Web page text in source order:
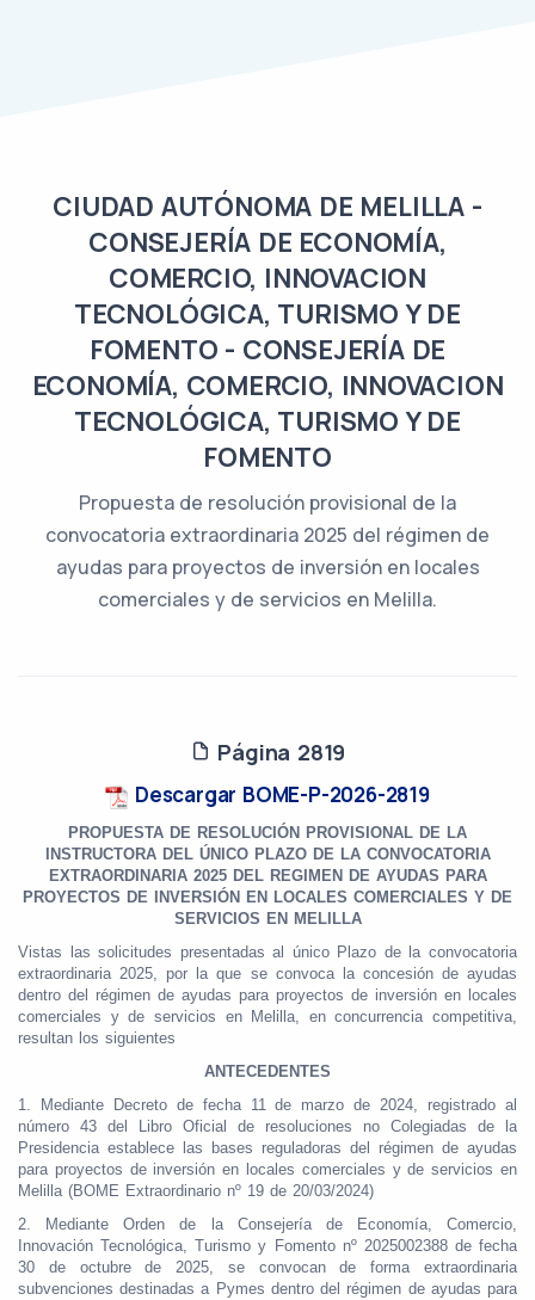
CIUDAD AUTÓNOMA DE MELILLA -
CONSEJERÍA DE ECONOMÍA,
COMERCIO, INNOVACION
TECNOLÓGICA, TURISMO Y DE
FOMENTO - CONSEJERÍA DE
ECONOMÍA, COMERCIO, INNOVACION
TECNOLÓGICA, TURISMO Y DE
FOMENTO
Propuesta de resolución provisional de la
convocatoria extraordinaria 2025 del régimen de
ayudas para proyectos de inversión en locales
comerciales y de servicios en Melilla.
Página 2819
Descargar BOME-P-2026-2819
PROPUESTA DE RESOLUCIÓN PROVISIONAL DE LA
INSTRUCTORA DEL ÚNICO PLAZO DE LA CONVOCATORIA
EXTRAORDINARIA 2025 DEL REGIMEN DE AYUDAS PARA
PROYECTOS DE INVERSIÓN EN LOCALES COMERCIALES Y DE
SERVICIOS EN MELILLA
Vistas las solicitudes presentadas al único Plazo de la convocatoria
extraordinaria 2025, por la que se convoca la concesión de ayudas
dentro del régimen de ayudas para proyectos de inversión en locales
comerciales y de servicios en Melilla, en concurrencia competitiva,
resultan los siguientes
ANTECEDENTES
1. Mediante Decreto de fecha 11 de marzo de 2024, registrado al
número 43 del Libro Oficial de resoluciones no Colegiadas de la
Presidencia establece las bases reguladoras del régimen de ayudas
para proyectos de inversión en locales comerciales y de servicios en
Melilla (BOME Extraordinario nº 19 de 20/03/2024)
2. Mediante Orden de la Consejería de Economía, Comercio,
Innovación Tecnológica, Turismo y Fomento nº 2025002388 de fecha
30 de octubre de 2025, se convocan de forma extraordinaria
subvenciones destinadas a Pymes dentro del régimen de ayudas para